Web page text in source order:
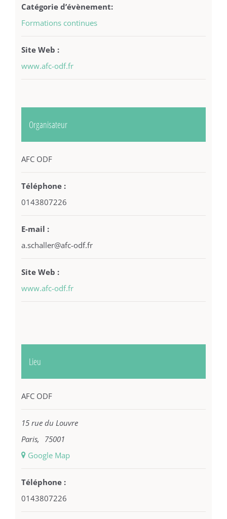
Catégorie d’évènement:
Formations continues
Site Web :
www.afc-odf.fr
Organisateur
AFC ODF
Téléphone :
0143807226
E-mail :
a.schaller@afc-odf.fr
Site Web :
www.afc-odf.fr
Lieu
AFC ODF
15 rue du Louvre
Paris,
75001
+ Google Map
Téléphone :
0143807226